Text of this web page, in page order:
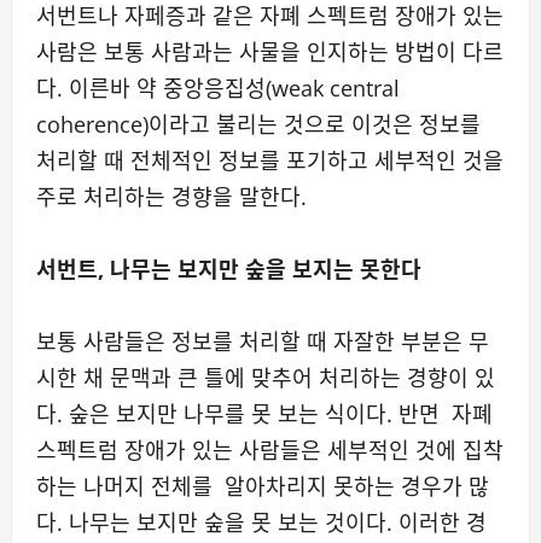
서번트나 자페증과 같은 자폐 스펙트럼 장애가 있는
사람은 보통 사람과는 사물을 인지하는 방법이 다르
다. 이른바 약 중앙응집성(weak central
coherence)이라고 불리는 것으로 이것은 정보를
처리할 때 전체적인 정보를 포기하고 세부적인 것을
주로 처리하는 경향을 말한다.
서번트, 나무는 보지만 숲을 보지는 못한다
보통 사람들은 정보를 처리할 때 자잘한 부분은 무
시한 채 문맥과 큰 틀에 맞추어 처리하는 경향이 있
다. 숲은 보지만 나무를 못 보는 식이다. 반면 자폐
스펙트럼 장애가 있는 사람들은 세부적인 것에 집착
하는 나머지 전체를 알아차리지 못하는 경우가 많
다. 나무는 보지만 숲을 못 보는 것이다. 이러한 경